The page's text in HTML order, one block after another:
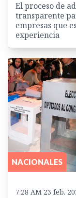
El proceso de
transparente
empresas que
experiencia
NACIONALES
7:28 AM 23 feb.